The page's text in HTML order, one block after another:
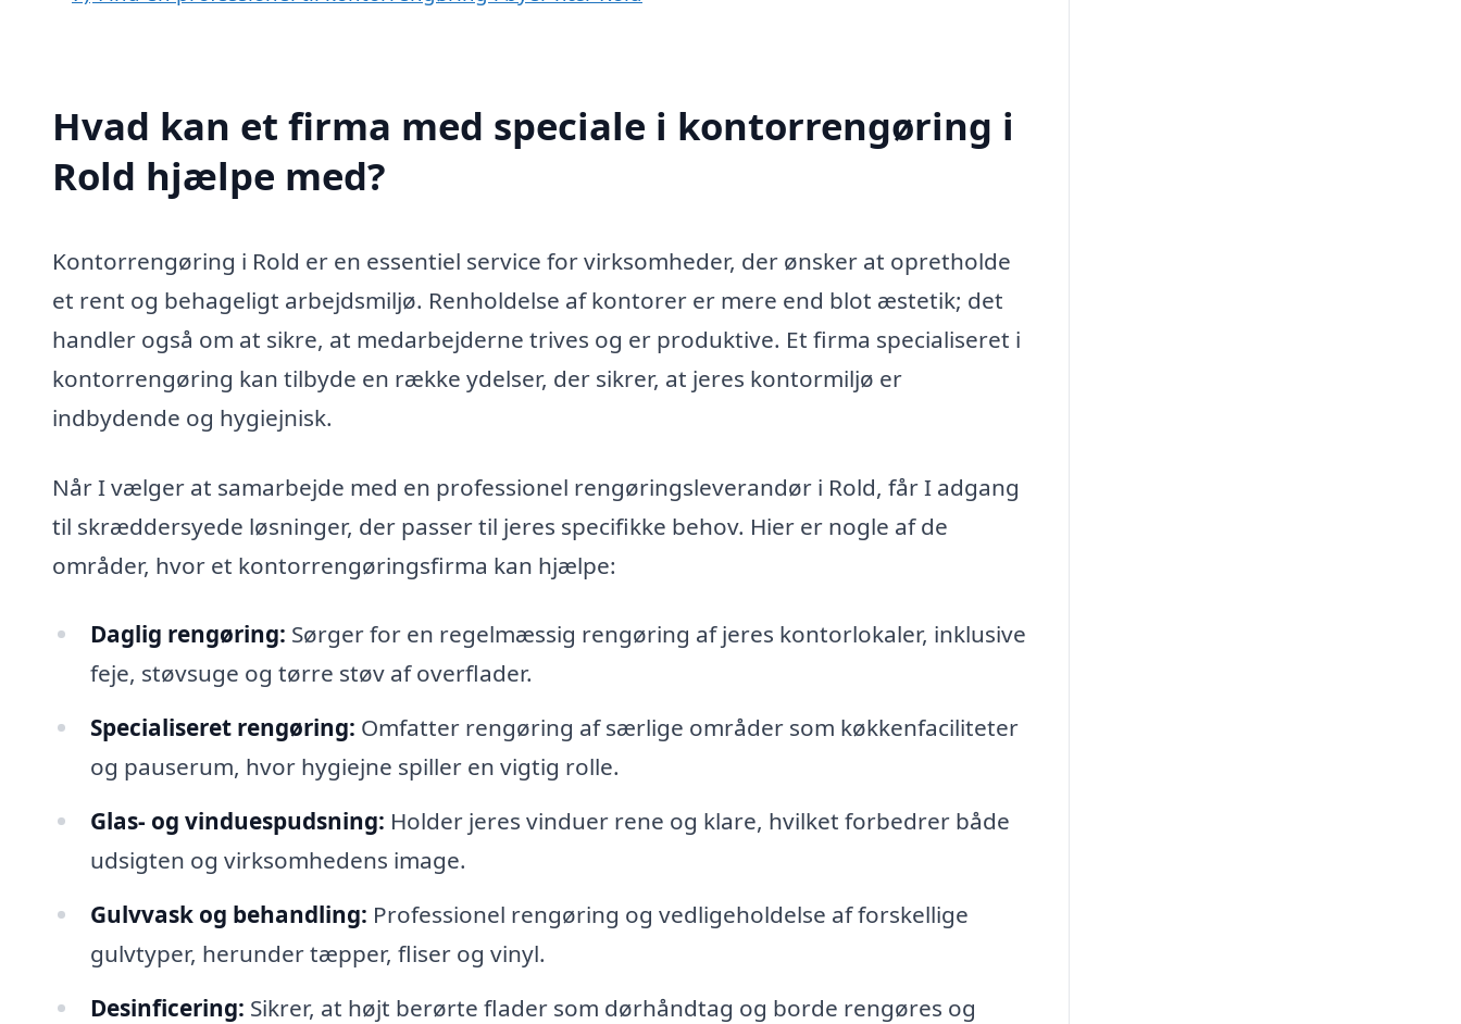
Hvad kan et firma med speciale i kontorrengøring i
Rold hjælpe med?
Kontorrengøring i Rold er en essentiel service for virksomheder, der ønsker at opretholde
et rent og behageligt arbejdsmiljø. Renholdelse af kontorer er mere end blot æstetik; det
handler også om at sikre, at medarbejderne trives og er produktive. Et firma specialiseret i
kontorrengøring kan tilbyde en række ydelser, der sikrer, at jeres kontormiljø er
indbydende og hygiejnisk.
Når I vælger at samarbejde med en professionel rengøringsleverandør i Rold, får I adgang
til skræddersyede løsninger, der passer til jeres specifikke behov. Hier er nogle af de
områder, hvor et kontorrengøringsfirma kan hjælpe:
Daglig rengøring: Sørger for en regelmæssig rengøring af jeres kontorlokaler, inklusive
feje, støvsuge og tørre støv af overflader.
Specialiseret rengøring: Omfatter rengøring af særlige områder som køkkenfaciliteter
og pauserum, hvor hygiejne spiller en vigtig rolle.
Glas- og vinduespudsning: Holder jeres vinduer rene og klare, hvilket forbedrer både
udsigten og virksomhedens image.
Gulvvask og behandling: Professionel rengøring og vedligeholdelse af forskellige
gulvtyper, herunder tæpper, fliser og vinyl.
Desinficering: Sikrer, at højt berørte flader som dørhåndtag og borde rengøres og